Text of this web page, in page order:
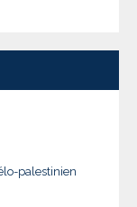
palestinien